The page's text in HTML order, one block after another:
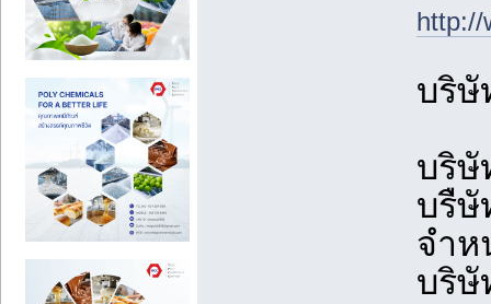
http://
บริษั
บริษั
บรืษั
จำห
บริษั